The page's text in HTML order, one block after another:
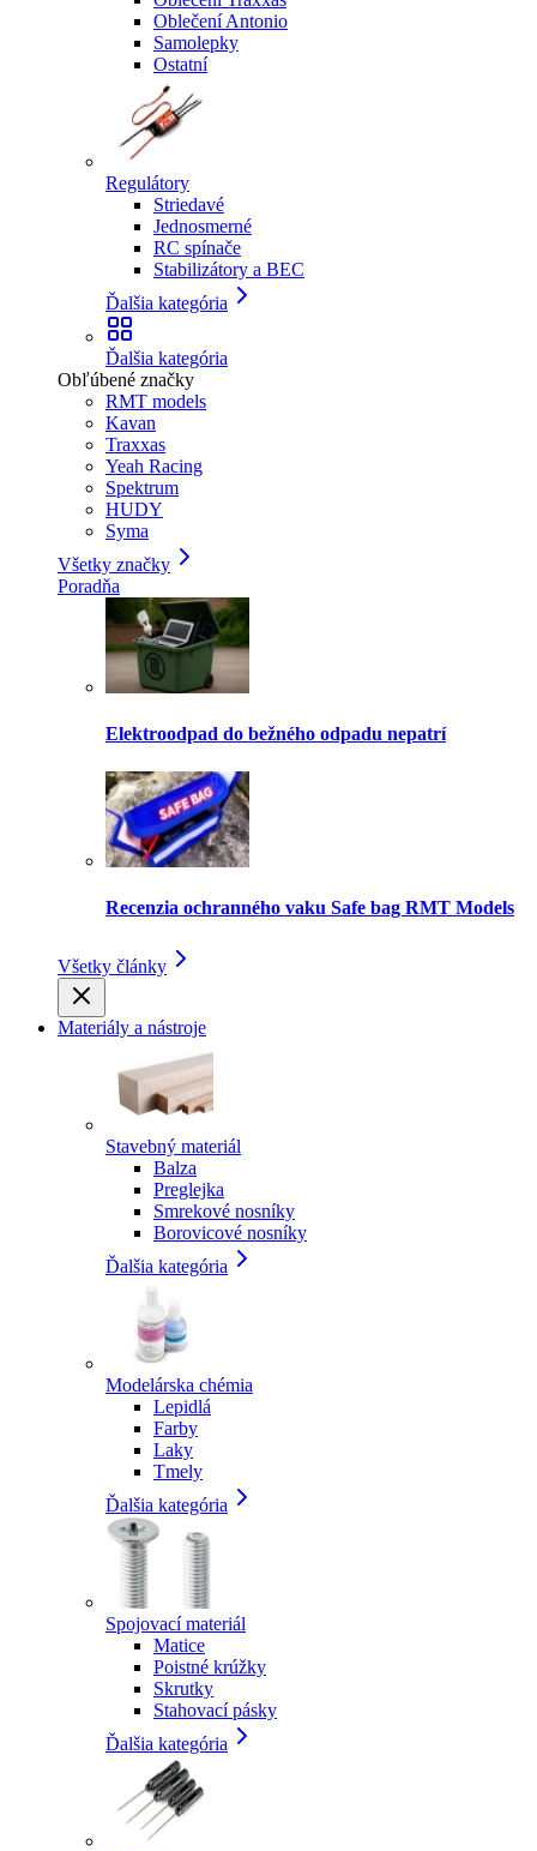
Oblečení Antonio
Samolepky
Ostatní
Regulátory
Striedavé
Jednosmerné
RC spínače
Stabilizátory a BEC
Ďalšia kategória
Ďalšia kategória
Obľúbené značky
RMT models
Kavan
Traxxas
Yeah Racing
Spektrum
HUDY
Syma
Všetky značky
Poradňa
Elektroodpad do bežného odpadu nepatrí
Recenzia ochranného vaku Safe bag RMT Models
Všetky články
Materiály a nástroje
Stavebný materiál
Balza
Preglejka
Smrekové nosníky
Borovicové nosníky
Ďalšia kategória
Modelárska chémia
Lepidlá
Farby
Laky
Tmely
Ďalšia kategória
Spojovací materiál
Matice
Poistné krúžky
Skrutky
Stahovací pásky
Ďalšia kategória